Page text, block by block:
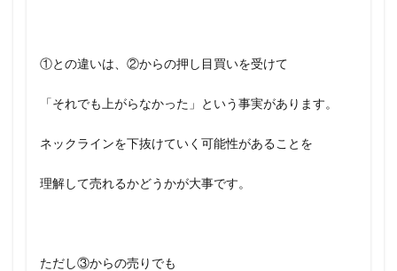
①との違いは、②からの押し目買いを受けて
「それでも上がらなかった」という事実があります。
ネックラインを下抜けていく可能性があることを
理解して売れるかどうかが大事です。
ただし③からの売りでも